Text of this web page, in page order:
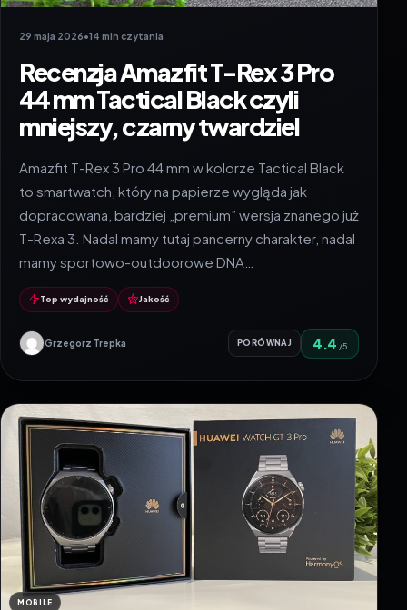
29 maja 2026•14 min czytania
Recenzja Amazfit T-Rex 3 Pro
44 mm Tactical Black czyli
mniejszy, czarny twardziel
Amazfit T-Rex 3 Pro 44 mm w kolorze Tactical Black
to smartwatch, który na papierze wygląda jak
dopracowana, bardziej „premium” wersja znanego już
T-Rexa 3. Nadal mamy tutaj pancerny charakter, nadal
mamy sportowo-outdoorowe DNA…
Top wydajność Jakość
Grzegorz Trepka PORÓWNAJ 4.4 /5
MOBILE